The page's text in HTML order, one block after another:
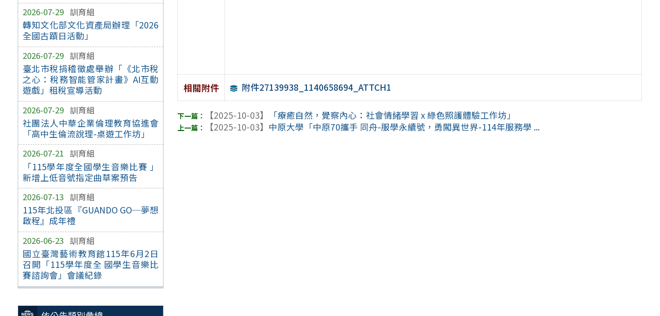
2026-07-29 訓育組
轉知文化部文化資產局辦理「2026
全國古蹟日活動」
2026-07-29 訓育組
臺北市稅捐稽徵處舉辦「《北市稅
之心：稅務智能管家計畫》AI互動
遊戲」租稅宣導活動
2026-07-29 訓育組
社團法人中華企業倫理教育協進會
「高中生倫流說理-桌遊工作坊」
2026-07-21 訓育組
「115學年度全國學生音樂比賽 」
新增上低音號指定曲草案預告
2026-07-13 訓育組
115年北投區『GUANDO GO─夢想
啟程』成年禮
2026-06-23 訓育組
國立臺灣藝術教育館115年6月2日
召開「115學年度全 國學生音樂比
賽諮詢會」會議紀錄
相關附件 附件27139938_1140658694_ATTCH1
【2025-10-03】
「療癒自然，覺察內心：社會情緒學習 x 綠色照護體驗工作坊」
【2025-10-03】 中原大學「中原70攜手 同舟-服學永續號，勇闖異世界-114年服務學 ...